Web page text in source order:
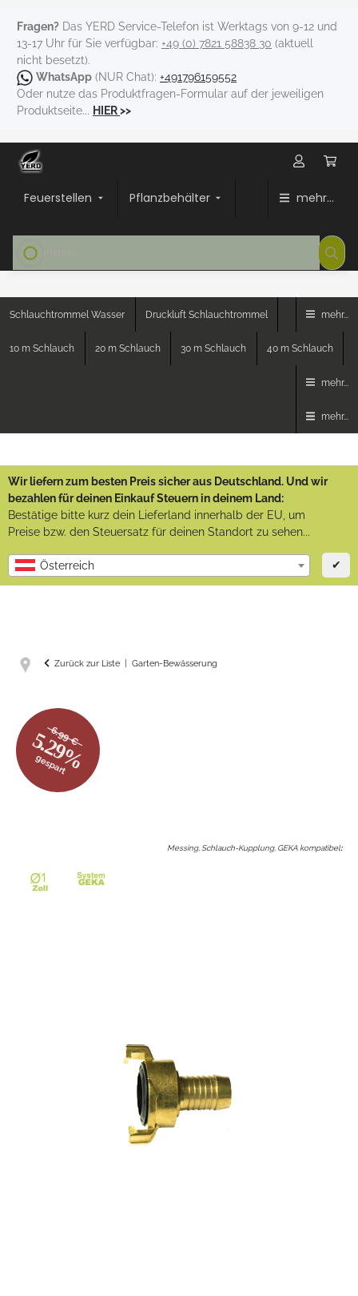
Fragen? Das YERD Service-Telefon ist Werktags von 9-12 und
13-17 Uhr für Sie verfügbar: +49 (0) 7821 58838 30 (aktuell
nicht besetzt).
WhatsApp (NUR Chat): +491796159552
Oder nutze das Produktfragen-Formular auf der jeweiligen
Produktseite... HIER>>
Feuerstellen Pflanzbehälter mehr...
Schlauchtrommel Wasser Druckluft Schlauchtrommel mehr...
10 m Schlauch 20 m Schlauch 30 m Schlauch 40 m Schlauch
mehr...
mehr...
Wir liefern zum besten Preis sicher aus Deutschland. Und wir
bezahlen für deinen Einkauf Steuern in deinem Land:
Bestätige bitte kurz dein Lieferland innerhalb der EU, um
Preise bzw. den Steuersatz für deinen Standort zu sehen...
Österreich ✔
Zurück zur Liste Garten-Bewässerung
6.99 €
5.29%
gespart
Messing, Schlauch-Kupplung, GEKA kompatibel: